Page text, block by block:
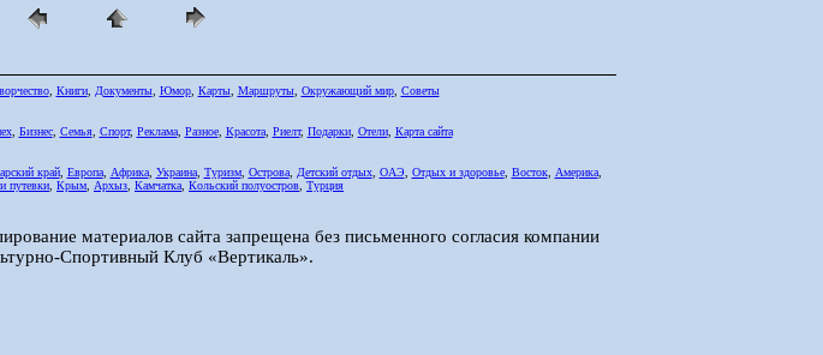
, Книги, Документы, Юмор, Карты, Маршруты, Окружающий мир, Советы
, Бизнес, Семья, Спорт, Реклама, Разное, Красота, Риелт, Подарки, Отели, Карта сайта
край, Европа, Африка, Украина, Туризм, Острова, Детский отдых, ОАЭ, Отдых и здоровье, Восток, Америка,
путевки Крым Архыз Камчатка Кольский полуостров Турция
материалов сайта запрещена без письменного согласия компании
Спортивный Клуб «Вертикаль».